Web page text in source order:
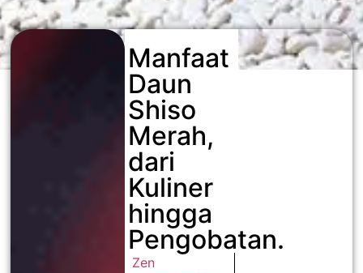
Manfaat
Daun
Shiso
Merah,
dari
Kuliner
hingga
Pengobatan.
Zen